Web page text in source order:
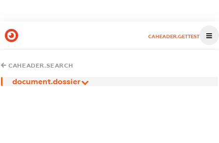
CAHEADER.GETTEST
CAHEADER.SEARCH
document.dossier